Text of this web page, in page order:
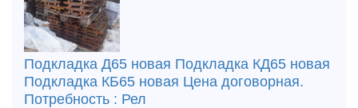
Подкладка Д65 новая Подкладка КД65 новая
Подкладка КБ65 новая Цена договорная.
Потребность : Рел